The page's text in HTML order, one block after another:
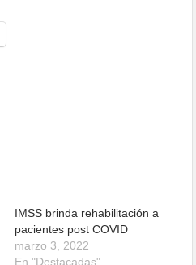
IMSS brinda rehabilitación a
pacientes post COVID
marzo 3, 2022
En "Destacadas"